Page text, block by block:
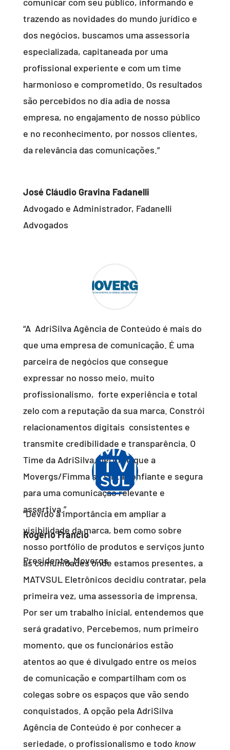
trazendo as novidades do mundo jurídico e
dos negócios, buscamos uma assessoria
especializada, capitaneada por uma
profissional experiente e com um time
harmonioso e comprometido. Os resultados
são percebidos no dia adia de nossa
empresa, no engajamento de nosso público
e no reconhecimento, por nossos clientes,
da relevância das comunicações.”
José Cláudio Gravina Fadanelli
Advogado e Administrador, Fadanelli
Advogados
“A AdriSilva Agência de Conteúdo é mais do
que uma empresa de comunicação. É uma
parceira de negócios que consegue
expressar no nosso meio, muito
profissionalismo, forte experiência e total
zelo com a reputação da sua marca. Constrói
relacionamentos digitais consistentes e
transmite credibilidade e transparência. O
Time da AdriSilva, permite que a
Movergs/Fimma se sinta confiante e segura
para uma comunicação relevante e
assertiva.”
Rogério Francio
Presidente,Movergs
“Devido à importância em ampliar a
visibilidade da marca, bem como sobre
nosso portfólio de produtos e serviços junto
às comunidades onde estamos presentes, a
MATVSUL Eletrônicos decidiu contratar, pela
primeira vez, uma assessoria de imprensa.
Por ser um trabalho inicial, entendemos que
será gradativo. Percebemos, num primeiro
momento, que os funcionários estão
atentos ao que é divulgado entre os meios
de comunicação e compartilham com os
colegas sobre os espaços que vão sendo
conquistados. A opção pela AdriSilva
Agência de Conteúdo é por conhecer a
seriedade, o profissionalismo e todo know